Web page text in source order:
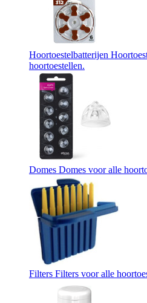
Hoortoestelbatterijen
hoortoestellen.
Domes Domes voor alle
Filters Filters voor alle